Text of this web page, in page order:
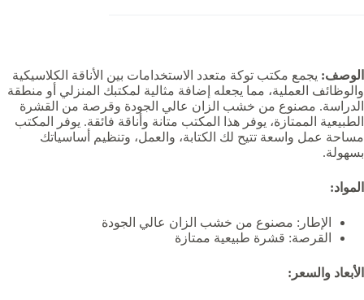
الوصف: يجمع مكتب توكة متعدد الاستخدامات بين الأناقة الكلاسيكية
والوظائف العملية، مما يجعله إضافة مثالية لمكتبك المنزلي أو منطقة
الدراسة. مصنوع من خشب الزان عالي الجودة وقرصة من القشرة
الطبيعية الممتازة، يوفر هذا المكتب متانة وأناقة فائقة. يوفر المكتب
مساحة عمل واسعة تتيح لك الكتابة، والعمل، وتنظيم أساسياتك
بسهولة.
المواد:
الإطار: مصنوع من خشب الزان عالي الجودة
القرصة: قشرة طبيعية ممتازة
الأبعاد والسعر: